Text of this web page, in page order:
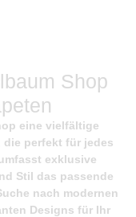
Shop
eine vielfältige
die perfekt für jedes
exklusive
Stil das passende
nach modernen
Designs für Ihr